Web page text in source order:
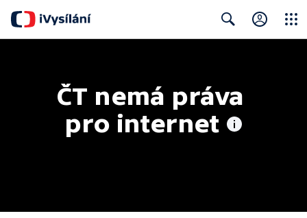
ČT nemá práva
pro internet